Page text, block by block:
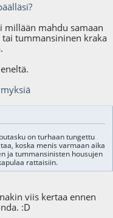
millään mahdu samaan
tai tummansininen kraka
on turhaan tungettu
koska menis varmaan aika
ja tummansinisten housujen
rattaisiin.
viis kertaa ennen
:D